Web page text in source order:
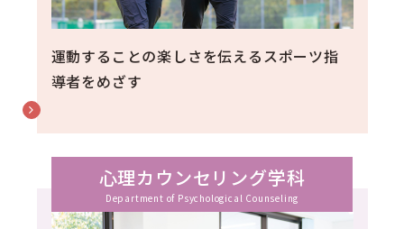
運動することの楽しさを伝えるスポーツ指
導者をめざす
心理カウンセリング学科
Department of Psychological Counseling